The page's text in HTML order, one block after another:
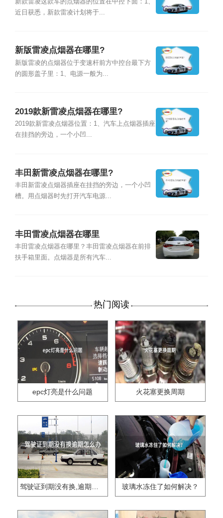
新款雷凌这款车的点烟器的位置在中控下面：1、
近日获悉，新款雷凌计划将于...
新版雷凌点烟器在哪里?
新版雷凌的点烟器位于变速杆前方中控台最下方
的圆形盖子里：1、电源一般为...
2019款新雷凌点烟器在哪里?
2019款新雷凌点烟器位置：1、汽车上点烟器插座
在挂挡的旁边，一个小凹...
丰田新雷凌点烟器在哪里?
丰田新雷凌点烟器插座在挂挡的旁边，一个小凹
槽。用点烟器时先打开汽车电源...
丰田雷凌点烟器在哪里
丰田雷凌点烟器在哪里？丰田雷凌点烟器在前排
扶手箱里面。点烟器是所有汽车...
热门阅读
epc灯亮是什么问题 火花塞更换周期
驾驶证到期没有换,逾期怎么办?? 玻璃水冻住了如何解决？